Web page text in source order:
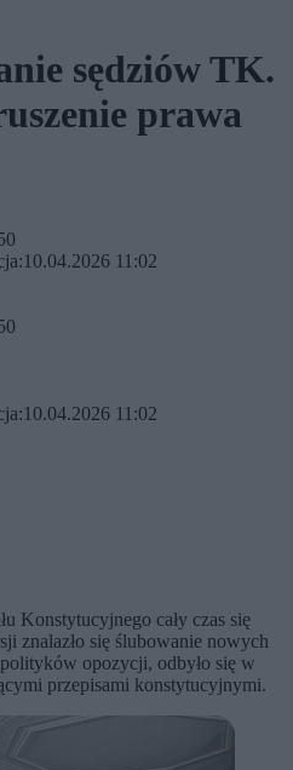
sędziów TK.
prawa
10.04.2026 11:02
10.04.2026 11:02
Konstytucyjnego cały czas się
znalazło się ślubowanie nowych
opozycji, odbyło się w
przepisami konstytucyjnymi.